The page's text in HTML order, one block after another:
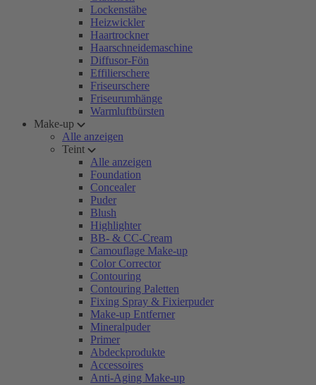
Lockenstäbe
Heizwickler
Haartrockner
Haarschneidemaschine
Diffusor-Fön
Effilierschere
Friseurschere
Friseurumhänge
Warmluftbürsten
Make-up
Alle anzeigen
Teint
Alle anzeigen
Foundation
Concealer
Puder
Blush
Highlighter
BB- & CC-Cream
Camouflage Make-up
Color Corrector
Contouring
Contouring Paletten
Fixing Spray & Fixierpuder
Make-up Entferner
Mineralpuder
Primer
Abdeckprodukte
Accessoires
Anti-Aging Make-up